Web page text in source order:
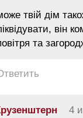
твій дім
він
та
4